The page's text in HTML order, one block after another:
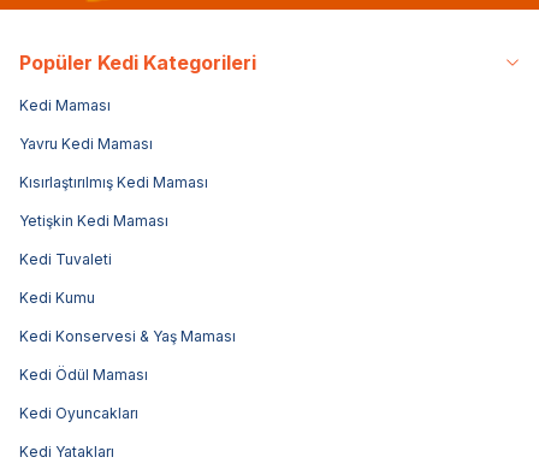
Popüler Kedi Kategorileri
Kedi Maması
Yavru Kedi Maması
Kısırlaştırılmış Kedi Maması
Yetişkin Kedi Maması
Kedi Tuvaleti
Kedi Kumu
Kedi Konservesi & Yaş Maması
Kedi Ödül Maması
Kedi Oyuncakları
Kedi Yatakları